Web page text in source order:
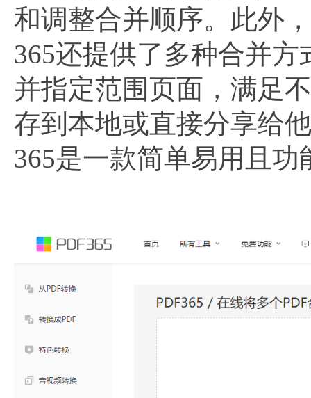
和调整合并顺序。此外
365还提供了多种合并
并指定范围页面，满足
存到本地或直接分享给
365是一款简单易用且